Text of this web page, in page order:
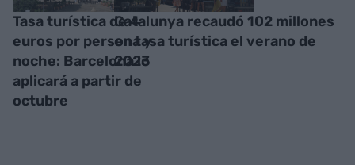
Tasa turística de 4
euros por persona y
noche: Barcelona lo
aplicará a partir de
octubre
Catalunya recaudó 102 millones
en tasa turística el verano de
2023